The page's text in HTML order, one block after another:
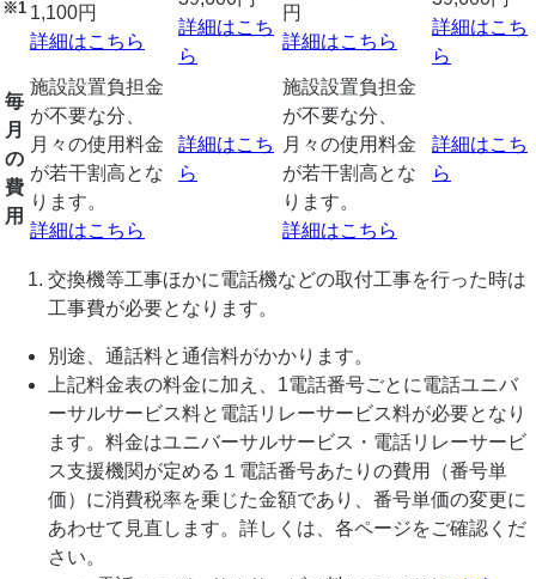
※1 1,100円
詳細はこちら
詳細はこち
ら
円
詳細はこちら
詳細はこち
ら
毎
月
の
費
用
施設設置負担金
が不要な分、
月々の使用料金
が若干割高とな
ります。
詳細はこちら
詳細はこち
ら
施設設置負担金
が不要な分、
月々の使用料金
が若干割高とな
ります。
詳細はこちら
詳細はこち
ら
交換機等工事ほかに電話機などの取付工事を行った時は
工事費が必要となります。
別途、通話料と通信料がかかります。
上記料金表の料金に加え、1電話番号ごとに電話ユニバ
ーサルサービス料と電話リレーサービス料が必要となり
ます。料金はユニバーサルサービス・電話リレーサービ
ス支援機関が定める１電話番号あたりの費用（番号単
価）に消費税率を乗じた金額であり、番号単価の変更に
あわせて見直します。詳しくは、各ページをご確認くだ
さい。